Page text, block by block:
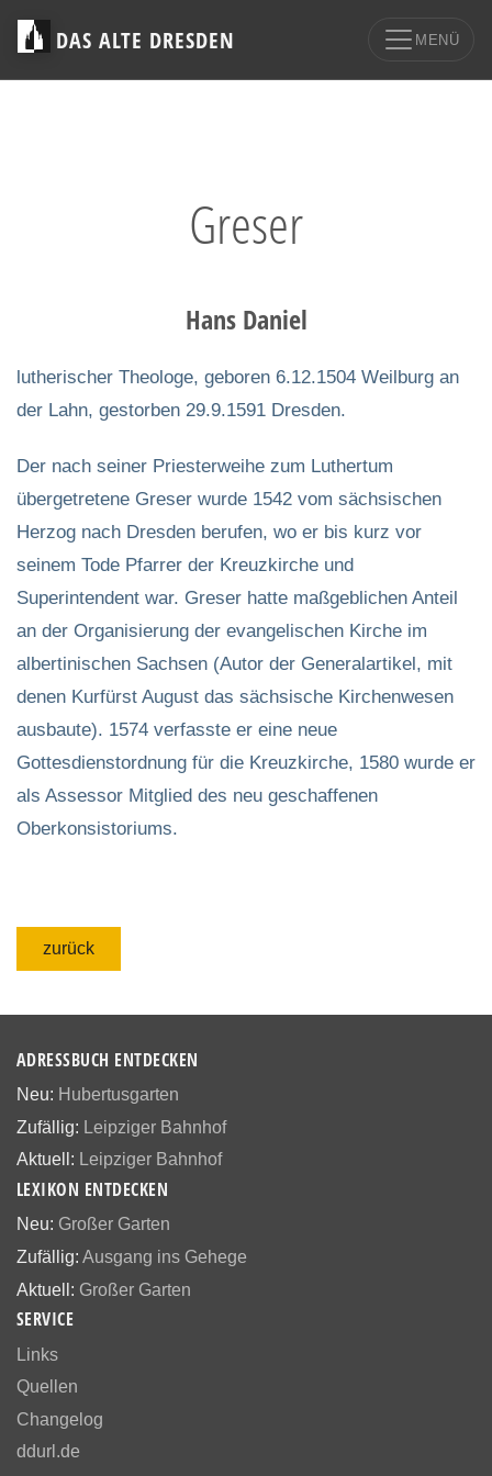
DAS ALTE DRESDEN MENÜ
Greser
Hans Daniel
lutherischer Theologe, geboren 6.12.1504 Weilburg an
der Lahn, gestorben 29.9.1591 Dresden.
Der nach seiner Priesterweihe zum Luthertum
übergetretene Greser wurde 1542 vom sächsischen
Herzog nach Dresden berufen, wo er bis kurz vor
seinem Tode Pfarrer der Kreuzkirche und
Superintendent war. Greser hatte maßgeblichen Anteil
an der Organisierung der evangelischen Kirche im
albertinischen Sachsen (Autor der Generalartikel, mit
denen Kurfürst August das sächsische Kirchenwesen
ausbaute). 1574 verfasste er eine neue
Gottesdienstordnung für die Kreuzkirche, 1580 wurde er
als Assessor Mitglied des neu geschaffenen
Oberkonsistoriums.
zurück
ADRESSBUCH ENTDECKEN
Neu: Hubertusgarten
Zufällig: Leipziger Bahnhof
Aktuell: Leipziger Bahnhof
LEXIKON ENTDECKEN
Neu: Großer Garten
Zufällig: Ausgang ins Gehege
Aktuell: Großer Garten
SERVICE
Links
Quellen
Changelog
ddurl.de